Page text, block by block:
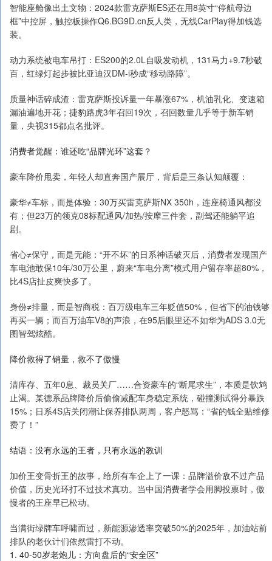
智能座舱像出土文物：2024款雷克萨斯ES还在用8英寸“停航母边
框”中控屏，触控板操作Q6.BG9D.cn反人类，无线CarPlay得加钱选
装。
动力系统被电车吊打：ES200的2.0L自吸发动机，131马力+9.7秒破
百，红绿灯起步被比亚迪汉DM-i秒成“移动路障”。
质量神话碎成渣：雷克萨斯投诉量一年暴涨67%，机油乳化、变速箱
漏油遍地开花；捷豹路虎3年召回19次，召回数量几乎等于新车销
量，央视315都点名批评。
消费者觉醒：谁还吃“品牌光环”这套？
豪车降价甩卖，年轻人却直奔国产展厅，背后是三条认知颠覆：
豪华≠车标，而是体验：30万买雷克萨斯NX 350h，连座椅通风都没
有；但23万的领克08标配通风/加热/按摩三件套，副驾还能躺平追
剧。
省心≠保守，而是无能：“开不坏”的日系神话破灭后，消费者发现国产
车电池敢保10年/30万公里，蔚来“车电分离”模式用户留存率超80%，
比4S店扯皮爽快多了。
身份≠排量，而是智商税：百万级电车三年贬值50%，但省下的油钱够
再买一辆；而百万油车V8的声浪，在95后眼里还不如华为ADS 3.0无
图智驾炫酷。
降价救得了销量，救不了傲慢
清库存、五年0息、裁员关厂……合资豪车的“断尾求生”，本质是饮鸩
止渴。某德系品牌降价后偷偷减配车身稳定系统，碰撞测试得分暴跌
15%；日系4S店关闭潮让保养排队两周，客户怒骂：“省的钱全贴维修
费了！”
结语：没有永远的王者，只有永远的教训
加价王变骨折王的故事，给所有车企上了一课：品牌溢价敌不过产品
价值，历史光环打不过技术真功。当中国消费者学会用脚投票时，傲
慢者的王座早已松动。
当满街绿牌车呼啸而过，新能源渗透率突破50%的2025年，加油站前
排队的老伙计们依然雷打不动。
1. 40-50岁老炮儿：方向盘后的“安全区”